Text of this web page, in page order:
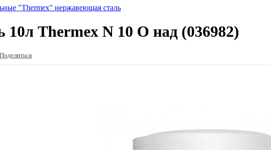
"Thermex" нержавеющая сталь
10л Thermex N 10 O над (036982)
Поделиться